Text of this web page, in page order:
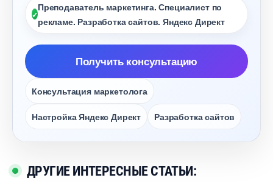
Преподаватель маркетинга. Специалист по
рекламе. Разработка сайтов. Яндекс Директ
Получить консультацию
Консультация маркетолога
Настройка Яндекс Директ Разработка сайто
ДРУГИЕ ИНТЕРЕСНЫЕ СТАТЬИ: